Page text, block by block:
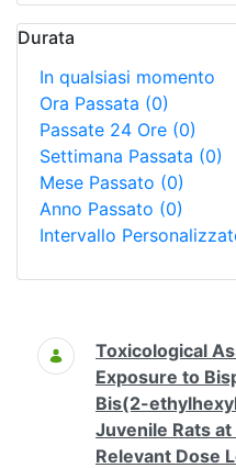
Durata
In qualsiasi momento
Ora Passata (0)
Passate 24 Ore (0)
Settimana Passata (0)
Mese Passato (0)
Anno Passato (0)
Intervallo
Ricerca
Toxicological
Exposure to
Bis(2-
Juvenile Rats
Relevant Dose